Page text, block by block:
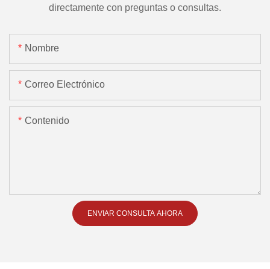
directamente con preguntas o consultas.
Nombre
Correo Electrónico
Contenido
ENVIAR CONSULTA AHORA